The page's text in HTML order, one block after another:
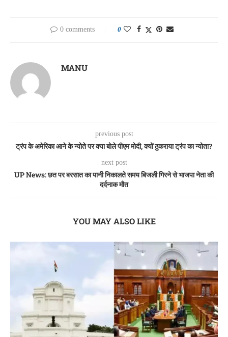
0 comments 0
MANU
previous post
ट्रंप के अमेरिका आने के न्योते पर क्या बोले पीएम मोदी, क्यों ठुकराया ट्रंप का न्योता?
next post
UP News: छत पर बरसात का पानी निकालते समय बिजली गिरने से भाजपा नेता की
दर्दनाक मौत
YOU MAY ALSO LIKE